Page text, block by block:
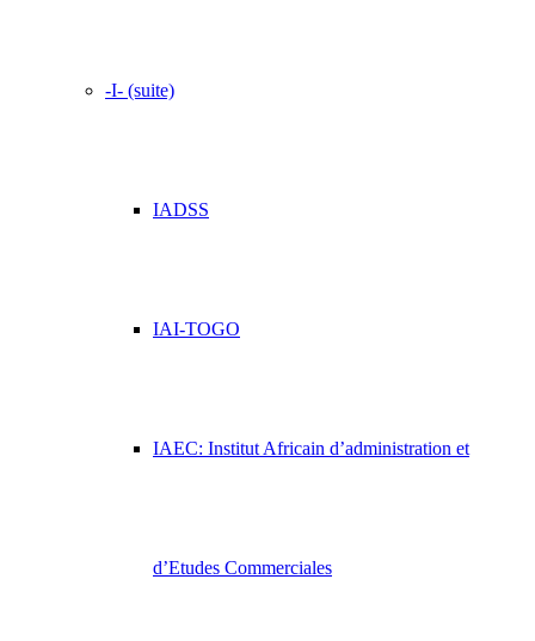
-I- (suite)
IADSS
IAI-TOGO
IAEC: Institut Africain d’administration et
d’Etudes Commerciales